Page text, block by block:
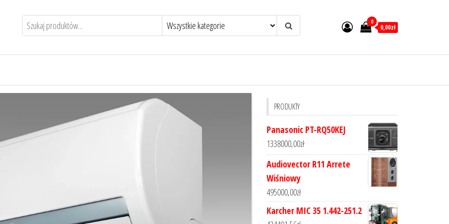
0
0,00zł
PRODUKTY
Panasonic PT-RQ50KEJ
1338000,00zł
Audiovector R11 Arrete
Wiśniowy
495000,00zł
Karcher MIC 35 1.442-251.2